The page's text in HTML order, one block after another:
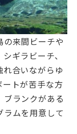
の来間ビーチや
ギラビーチ、
合いながらゆ
トが苦手な方
ランクがある
ムを用意して